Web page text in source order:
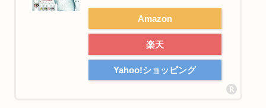
Amazon
楽天
Yahoo!ショッピング